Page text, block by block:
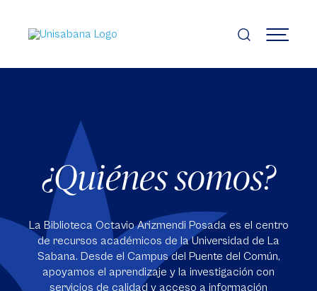
contenido
principal
MENÚ
¿Quiénes somos?
La Biblioteca Octavio Arizmendi Posada es el centro
de recursos académicos de la Universidad de La
Sabana. Desde el Campus del Puente del Común,
apoyamos el aprendizaje y la investigación con
servicios de calidad y acceso a información